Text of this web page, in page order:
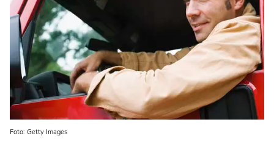
Foto: Getty Images